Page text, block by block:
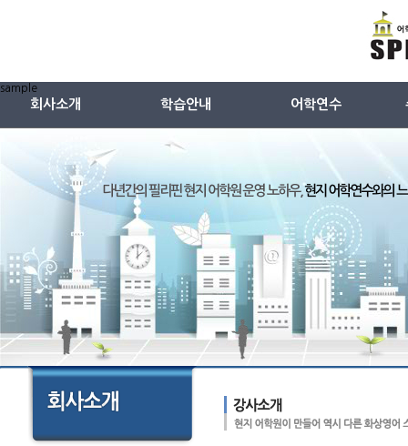
회사소개
특징(왜 스피킹온인가)
강사소개
강사선별과정
샘플수업듣기
학습안내
영어교재
중국어교재
일본어교재
어학연수
TESOL
주니어캠프
어학원시설안내
sample